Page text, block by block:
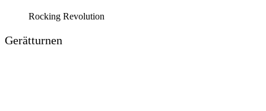
Rocking Revolution
Gerätturnen